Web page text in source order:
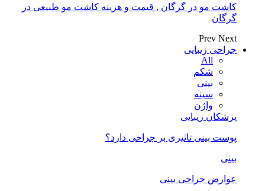
کاشت مو در گرگان , قیمت و هزینه کاشت مو طبیعی در
گرگان
Prev Next
جراحی زیبایی
All
شکم
بینی
سینه
واژن
پزشکان زیبایی
پوست بینی تاثیری بر جراحی دارد؟
بینی
عوارض جراحی بینی